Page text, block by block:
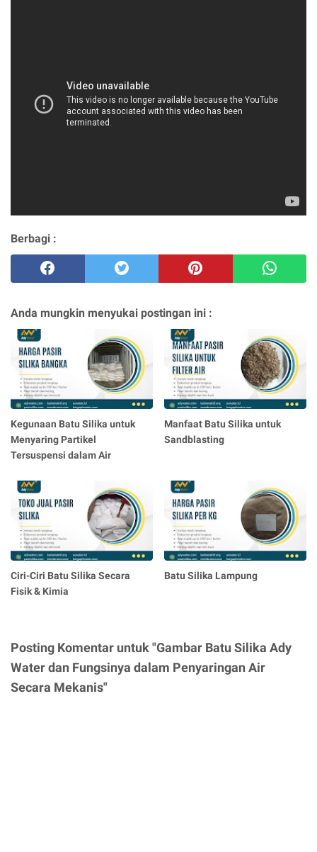
Berbagi :
Anda mungkin menyukai postingan ini :
Kegunaan Batu Silika untuk
Menyaring Partikel
Tersuspensi dalam Air
Manfaat Batu Silika untuk
Sandblasting
Ciri-Ciri Batu Silika Secara
Fisik & Kimia
Batu Silika Lampung
Posting Komentar untuk "Gambar Batu Silika Ady
Water dan Fungsinya dalam Penyaringan Air
Secara Mekanis"